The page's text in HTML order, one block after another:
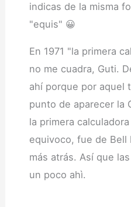
indicas de la misma
"equis" 😀
En 1971 "la primera
no me cuadra, Guti.
ahí porque por aquel
punto de aparecer la
la primera
equivoco, fue de Bell
más atrás. Así que
un poco ahì.